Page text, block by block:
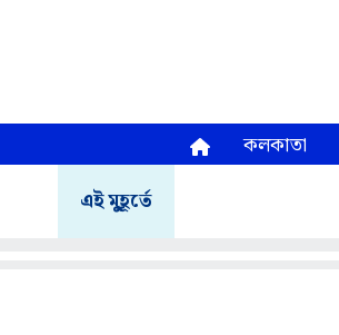
কলকাতা
এই মুহূর্তে